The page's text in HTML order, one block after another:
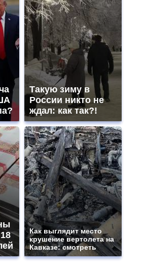
Такую зиму в
России никто не
ждал: как так?!
Как выглядит место
крушение вертолета на
Кавказе: смотреть